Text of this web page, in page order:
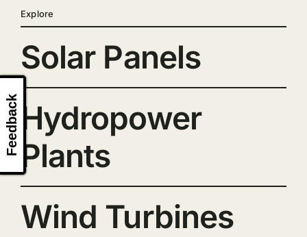
Explore
Solar Panels
Hydropower
Plants
Wind Turbines
Feedback